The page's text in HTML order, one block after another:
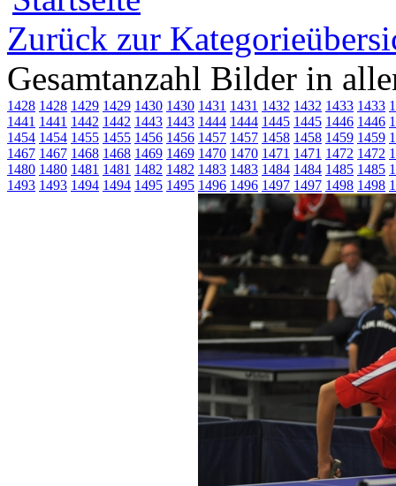
Zurück zur
Gesamtanzahl Bilder in
1428 1428 1429 1429 1430 1430 1431 1431 1432 1432 1433 1433
1441 1441 1442 1442 1443 1443 1444 1444 1445 1445 1446 1446
1454 1454 1455 1455 1456 1456 1457 1457 1458 1458 1459 1459
1467 1467 1468 1468 1469 1469 1470 1470 1471 1471 1472 1472
1480 1480 1481 1481 1482 1482 1483 1483 1484 1484 1485 1485
1493 1493 1494 1494 1495 1495 1496 1496 1497 1497 1498 1498